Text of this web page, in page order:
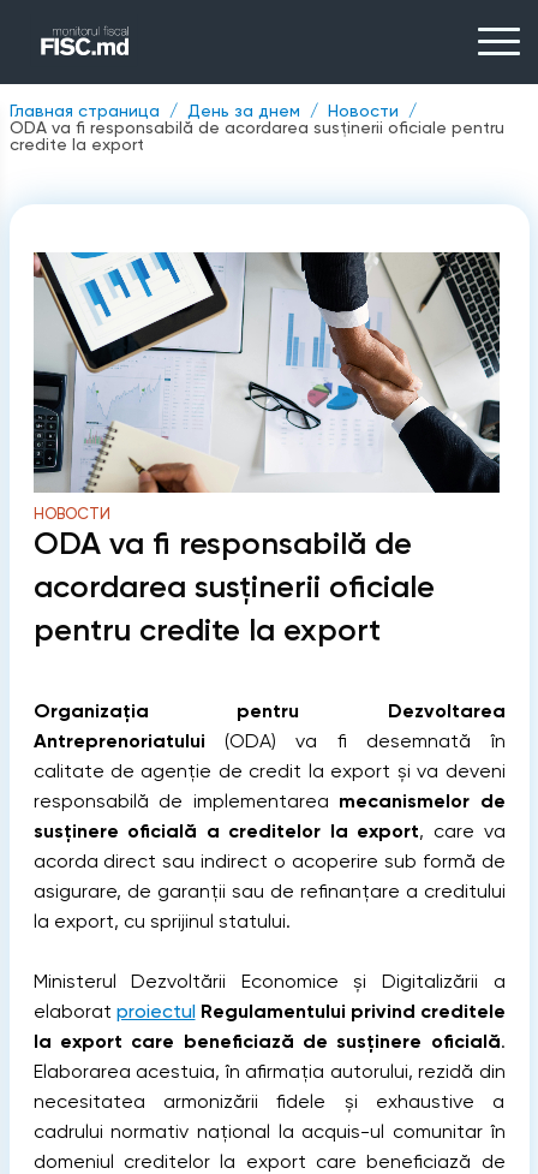
Главная страница День за днем
Новости
ODA va fi responsabilă de acordarea susținerii oficiale pentru
credite la export
НОВОСТИ
ODA va fi responsabilă de
acordarea susținerii oficiale
pentru credite la export
Organizația pentru Dezvoltarea
Antreprenoriatului (ODA) va fi desemnată în
calitate de agenție de credit la export și va deveni
responsabilă de implementarea mecanismelor de
susținere oficială a creditelor la export, care va
acorda direct sau indirect o acoperire sub formă de
asigurare, de garanții sau de refinanțare a creditului
la export, cu sprijinul statului.
Ministerul Dezvoltării Economice și Digitalizării a
elaborat proiectulRegulamentului privind creditele
la export care beneficiază de susținere oficială.
Elaborarea acestuia, în afirmația autorului, rezidă din
necesitatea armonizării fidele și exhaustive a
cadrului normativ național la acquis-ul comunitar în
domeniul creditelor la export care beneficiază de